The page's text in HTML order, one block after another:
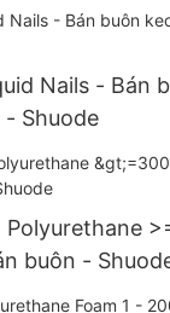
Nails - Bán
Shuode
Polyurethane
buôn -